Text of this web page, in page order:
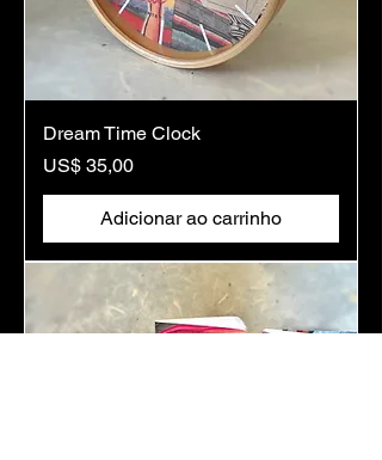
Dream Time Clock
Preço
US$ 35,00
Adicionar ao carrinho